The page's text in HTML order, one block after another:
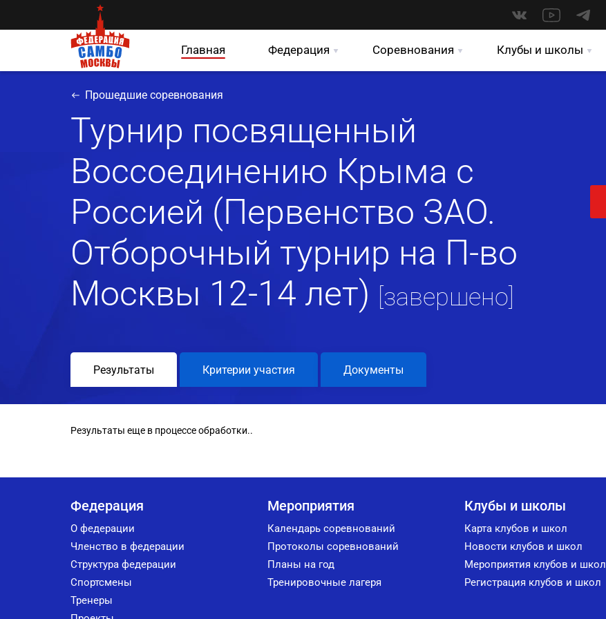
Главная Федерация Соревнования Клубы и школы
Прошедшие соревнования
Турнир посвященный
Воссоединению Крыма с
Россией (Первенство ЗАО.
Отборочный турнир на П-во
Москвы 12-14 лет) [завершено]
Результаты Критерии участия Документы
Результаты еще в процессе обработки..
Федерация
О федерации
Членство в федерации
Структура федерации
Спортсмены
Тренеры
Мероприятия
Календарь соревнований
Протоколы соревнований
Планы на год
Тренировочные лагеря
Клубы и школы
Карта клубов и школ
Новости клубов и школ
Мероприятия клубов и школ
Регистрация клубов и школ